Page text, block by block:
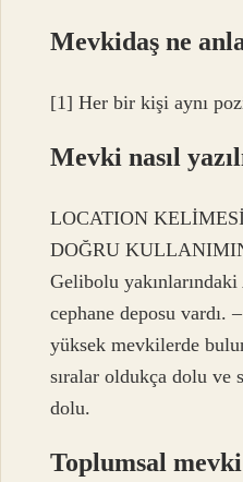
Mevkidaş ne
[1] Her bir kişi aynı
Mevki nasıl
LOCATION
DOĞRU
Gelibolu
cephane deposu vardı.
yüksek mevkilerde
sıralar oldukça dolu ve
dolu.
Toplumsal